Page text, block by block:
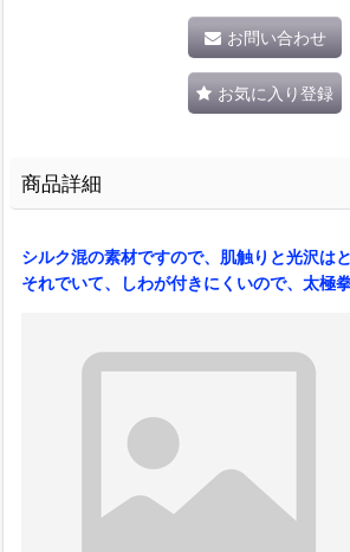
お問い合わせ
お気に入り登録
商品詳細
シルク混の素材ですので、肌触りと光沢は
それでいて、しわが付きにくいので、太極